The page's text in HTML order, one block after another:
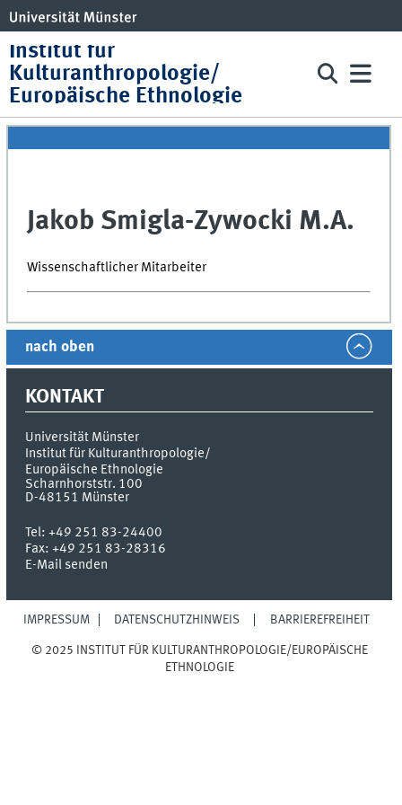
Institut für
Kulturanthropologie/
Europäische Ethnologie
Jakob Smigla-Zywocki M.A.
Wissenschaftlicher Mitarbeiter
nach oben
KONTAKT
Universität Münster
Institut für Kulturanthropologie/
Europäische Ethnologie
Scharnhorststr. 100
D-48151 Münster
Tel:+49 251 83-24400
Fax:+49 251 83-28316
E-Mail senden
IMPRESSUM DATENSCHUTZHINWEIS BARRIEREFREIHEIT
© 2025 INSTITUT FÜR KULTURANTHROPOLOGIE/EUROPÄISCHE
ETHNOLOGIE